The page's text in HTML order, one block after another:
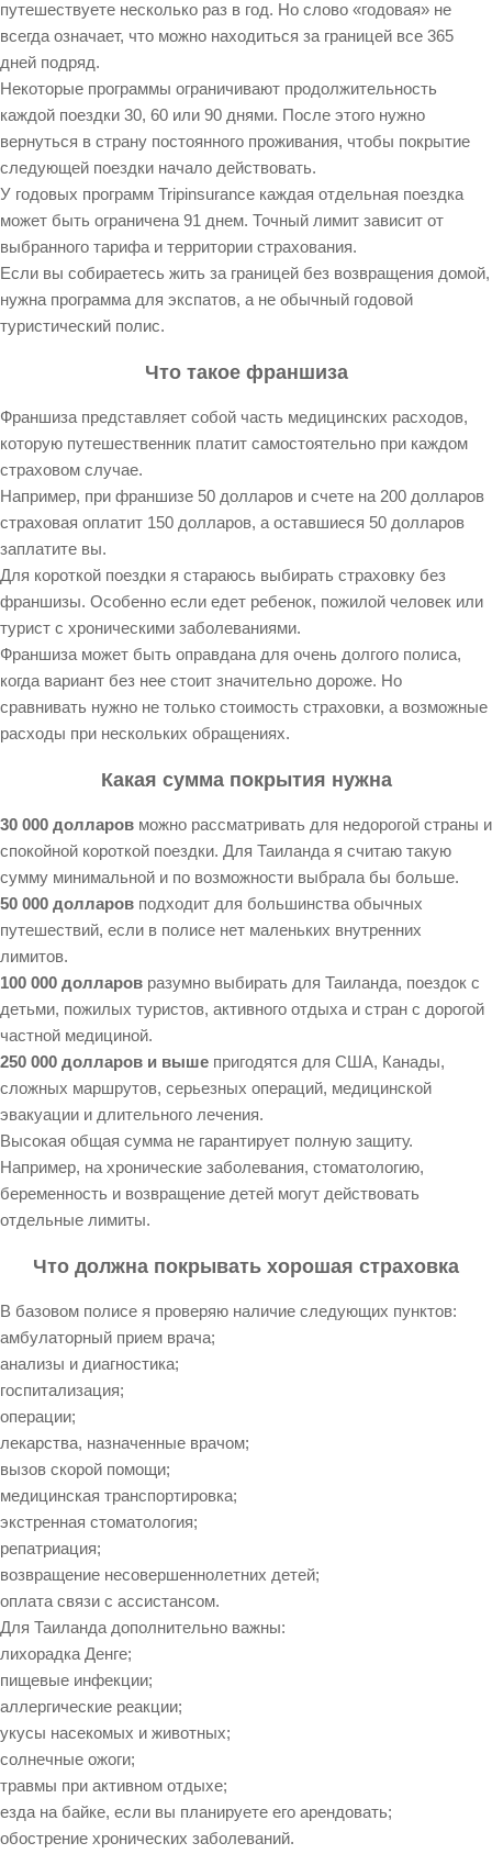
путешествуете несколько раз в год. Но слово «годовая» не
всегда означает, что можно находиться за границей все 365
дней подряд.
Некоторые программы ограничивают продолжительность
каждой поездки 30, 60 или 90 днями. После этого нужно
вернуться в страну постоянного проживания, чтобы покрытие
следующей поездки начало действовать.
У годовых программ Tripinsurance каждая отдельная поездка
может быть ограничена 91 днем. Точный лимит зависит от
выбранного тарифа и территории страхования.
Если вы собираетесь жить за границей без возвращения домой,
нужна программа для экспатов, а не обычный годовой
туристический полис.
Что такое франшиза
Франшиза представляет собой часть медицинских расходов,
которую путешественник платит самостоятельно при каждом
страховом случае.
Например, при франшизе 50 долларов и счете на 200 долларов
страховая оплатит 150 долларов, а оставшиеся 50 долларов
заплатите вы.
Для короткой поездки я стараюсь выбирать страховку без
франшизы. Особенно если едет ребенок, пожилой человек или
турист с хроническими заболеваниями.
Франшиза может быть оправдана для очень долгого полиса,
когда вариант без нее стоит значительно дороже. Но
сравнивать нужно не только стоимость страховки, а возможные
расходы при нескольких обращениях.
Какая сумма покрытия нужна
30 000 долларов можно рассматривать для недорогой страны и
спокойной короткой поездки. Для Таиланда я считаю такую
сумму минимальной и по возможности выбрала бы больше.
50 000 долларов подходит для большинства обычных
путешествий, если в полисе нет маленьких внутренних
лимитов.
100 000 долларов разумно выбирать для Таиланда, поездок с
детьми, пожилых туристов, активного отдыха и стран с дорогой
частной медициной.
250 000 долларов и выше пригодятся для США, Канады,
сложных маршрутов, серьезных операций, медицинской
эвакуации и длительного лечения.
Высокая общая сумма не гарантирует полную защиту.
Например, на хронические заболевания, стоматологию,
беременность и возвращение детей могут действовать
отдельные лимиты.
Что должна покрывать хорошая страховка
В базовом полисе я проверяю наличие следующих пунктов:
амбулаторный прием врача;
анализы и диагностика;
госпитализация;
операции;
лекарства, назначенные врачом;
вызов скорой помощи;
медицинская транспортировка;
экстренная стоматология;
репатриация;
возвращение несовершеннолетних детей;
оплата связи с ассистансом.
Для Таиланда дополнительно важны:
лихорадка Денге;
пищевые инфекции;
аллергические реакции;
укусы насекомых и животных;
солнечные ожоги;
травмы при активном отдыхе;
езда на байке, если вы планируете его арендовать;
обострение хронических заболеваний.